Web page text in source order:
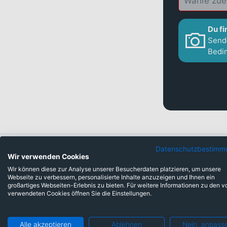
Du
Wenn
Das ist kein Zufall. fynup ist
Wir verwenden Cookies
Wir können diese zur Analyse unserer Besucherdaten platzieren, um unsere
Webseite zu verbessern, personalisierte Inhalte anzuzeigen und Ihnen ein
großartiges Webseiten-Erlebnis zu bieten. Für weitere Informationen zu den
verwendeten Cookies öffnen Sie die Einstellungen.
Alle akzeptieren Ablehnen Nein,